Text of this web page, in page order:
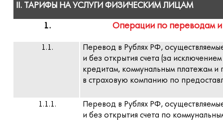
II. ТАРИФЫ НА УСЛУГИ ФИЗИЧЕСКИМ ЛИЦАМ
1. Операции по переводам и
1.1.
Перевод в Рублях РФ,
и без открытия счета (за
кредитам, коммунальным платежам и
в страховую компанию по
1.1.1.
Перевод в Рублях РФ,
и без открытия счета по